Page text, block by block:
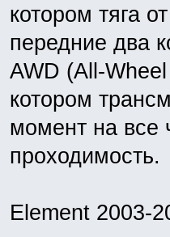
котором тяга
передние два
AWD (All-
котором
момент на все
проходимость.
Element 2003-